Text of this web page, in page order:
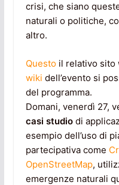
crisi, che siano
naturali o politiche,
altro.
Questoil relativo sito
wiki dell’evento si
del programma.
Domani, venerdì 27,
casi studio di
esempio dell’uso di
partecipativa come
OpenStreetMap,
emergenze naturali